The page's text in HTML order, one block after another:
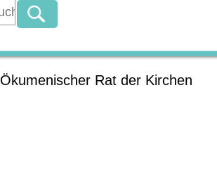
Ökumenischer Rat der Kirchen